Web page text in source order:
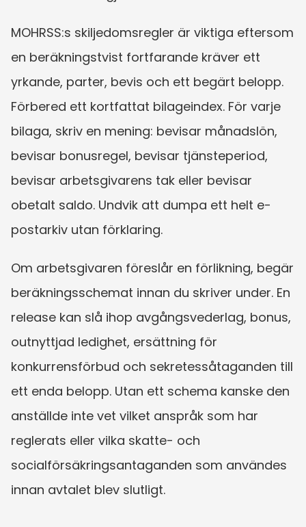
MOHRSS:s skiljedomsregler är viktiga eftersom
en beräkningstvist fortfarande kräver ett
yrkande, parter, bevis och ett begärt belopp.
Förbered ett kortfattat bilageindex. För varje
bilaga, skriv en mening: bevisar månadslön,
bevisar bonusregel, bevisar tjänsteperiod,
bevisar arbetsgivarens tak eller bevisar
obetalt saldo. Undvik att dumpa ett helt e-
postarkiv utan förklaring.
Om arbetsgivaren föreslår en förlikning, begär
beräkningsschemat innan du skriver under. En
release kan slå ihop avgångsvederlag, bonus,
outnyttjad ledighet, ersättning för
konkurrensförbud och sekretessåtaganden till
ett enda belopp. Utan ett schema kanske den
anställde inte vet vilket anspråk som har
reglerats eller vilka skatte- och
socialförsäkringsantaganden som användes
innan avtalet blev slutligt.